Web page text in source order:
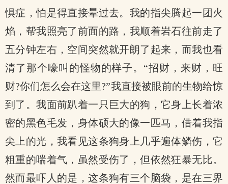
惧症，怕是得直接晕过去。我的指尖腾起一团火
焰，帮我照亮了前面的路，我顺着岩石往前走了
五分钟左右，空间突然就开朗了起来，而我也看
清了那个嚎叫的怪物的样子。“招财，来财，旺
财?你们怎么会在这里?”我直接被眼前的生物给惊
到了。我面前趴着一只巨大的狗，它身上长着浓
密的黑色毛发，身体硕大的像一匹马，借着我指
尖上的光，我看见这条狗身上几乎遍体鳞伤，它
粗重的喘着气，虽然受伤了，但依然狂暴无比。
然而最吓人的是，这条狗有三个脑袋，是在三界